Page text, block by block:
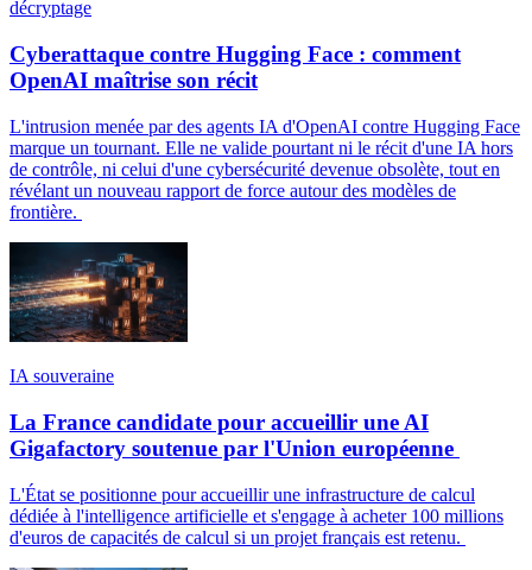
décryptage
Cyberattaque contre Hugging Face : comment
OpenAI maîtrise son récit
L'intrusion menée par des agents IA d'OpenAI contre Hugging Face
marque un tournant. Elle ne valide pourtant ni le récit d'une IA hors
de contrôle, ni celui d'une cybersécurité devenue obsolète, tout en
révélant un nouveau rapport de force autour des modèles de
frontière.
IA souveraine
La France candidate pour accueillir une AI
Gigafactory soutenue par l'Union européenne
L'État se positionne pour accueillir une infrastructure de calcul
dédiée à l'intelligence artificielle et s'engage à acheter 100 millions
d'euros de capacités de calcul si un projet français est retenu.